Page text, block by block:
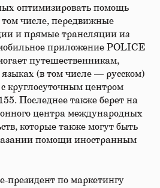
оптимизировать помощь
том числе, передвижные
и прямые трансляции из
приложение POLICE
путешественникам,
(в том числе — русском)
с круглосуточным центром
Последнее также берет на
центра международных
которые также могут быть
помощи иностранным
президент по маркетингу